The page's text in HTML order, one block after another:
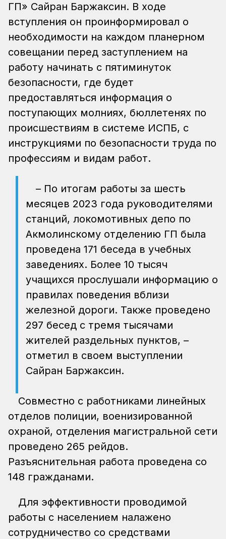
ГП» Сайран Баржаксин. В ходе
вступления он проинформировал о
необходимости на каждом планерном
совещании перед заступлением на
работу начинать с пятиминуток
безопасности, где будет
предоставляться информация о
поступающих молниях, бюллетенях по
происшествиям в системе ИСПБ, с
инструкциями по безопасности труда по
профессиям и видам работ.
– По итогам работы за шесть
месяцев 2023 года руководителями
станций, локомотивных депо по
Акмолинскому отделению ГП была
проведена 171 беседа в учебных
заведениях. Более 10 тысяч
учащихся прослушали информацию о
правилах поведения вблизи
железной дороги. Также проведено
297 бесед с тремя тысячами
жителей раздельных пунктов, –
отметил в своем выступлении
Сайран Баржаксин.
Совместно с работниками линейных
отделов полиции, военизированной
охраной, отделения магистральной сети
проведено 265 рейдов.
Разъяснительная работа проведена со
148 гражданами.
Для эффективности проводимой
работы с населением налажено
сотрудничество со средствами